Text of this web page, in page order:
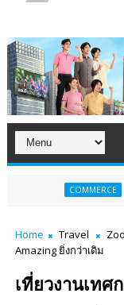
อินฟอร์มา ม
Home Travel
Amazing ยิ่งกว่าเดิม
เที่ยวงานเทศ